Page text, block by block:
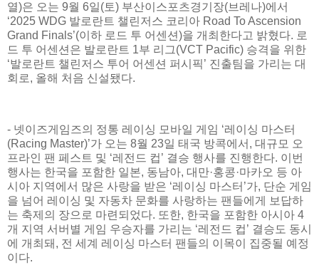
열)은 오는 9월 6일(토) 부산이스포츠경기장(브레나)에서
‘2025 WDG 발로란트 챌린저스 코리아 Road To Ascension
Grand Finals’(이하 로드 투 어센션)을 개최한다고 밝혔다. 로
드 투 어센션은 발로란트 1부 리그(VCT Pacific) 승격을 위한
‘발로란트 챌린저스 투어 어센션 퍼시픽’ 진출팀을 가리는 대
회로, 올해 처음 신설됐다.
- 넷이즈게임즈의 정통 레이싱 모바일 게임 ‘레이싱 마스터
(Racing Master)’가 오는 8월 23일 태국 방콕에서, 대규모 오
프라인 팬 페스트 및 ‘레전드 컵’ 결승 행사를 진행한다. 이번
행사는 한국을 포함한 일본, 동남아, 대만·홍콩·마카오 등 아
시아 지역에서 많은 사랑을 받은 ‘레이싱 마스터’가, 단순 게임
을 넘어 레이싱 및 자동차 문화를 사랑하는 팬들에게 보답하
는 축제의 장으로 마련되었다. 또한, 한국을 포함한 아시아 4
개 지역 서버별 게임 우승자를 가리는 ‘레전드 컵’ 결승도 동시
에 개최돼, 전 세계 레이싱 마스터 팬들의 이목이 집중될 예정
이다.